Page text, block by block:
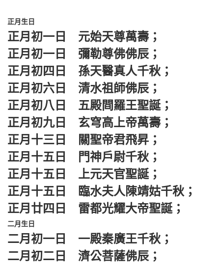
正月生日
正月初一日 元始天尊萬壽；
正月初一日 彌勒尊佛佛辰；
正月初四日 孫天醫真人千秋；
正月初六日 清水祖師佛辰；
正月初八日 五殿閰羅王聖誕；
正月初九日 玄穹高上帝萬壽；
正月十三日 關聖帝君飛昇；
正月十五日 門神戶尉千秋；
正月十五日 上元天官聖誕；
正月十五日 臨水夫人陳靖姑千秋；
正月廿四日 雷都光耀大帝聖誕；
二月生日
二月初一日 一殿秦廣王千秋；
二月初二日 濟公菩薩佛辰；